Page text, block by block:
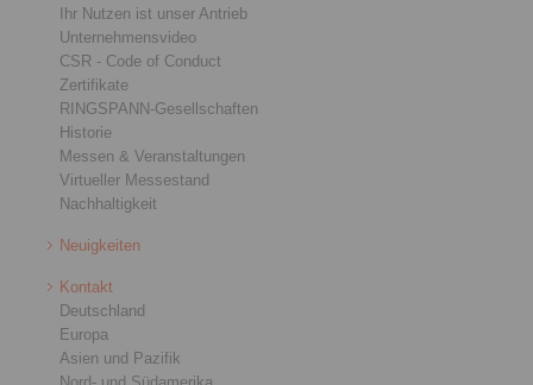
Ihr Nutzen ist unser Antrieb
Unternehmensvideo
CSR - Code of Conduct
Zertifikate
RINGSPANN-Gesellschaften
Historie
Messen & Veranstaltungen
Virtueller Messestand
Nachhaltigkeit
Neuigkeiten
Kontakt
Deutschland
Europa
Asien und Pazifik